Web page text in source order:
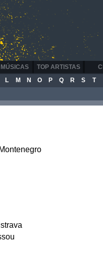
TOP ARTISTAS
L M N O P Q R S T